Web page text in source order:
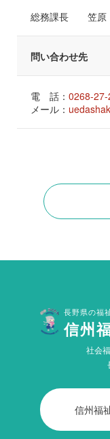
総務課長 笠原
問い合わせ先
電 話： 0268-
メール：
長野県の福
信州
社会
信州福